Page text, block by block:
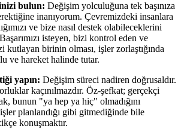
bulun: Değişim yolculuğuna tek başınıza
inanıyorum. Çevremizdeki insanlara
ve bize nasıl destek olabileceklerini
isteyen, bizi kontrol eden ve
kutlayan birinin olması, işler zorlaştığında
ve hareket halinde tutar.
yapın: Değişim süreci nadiren doğrusaldır.
kaçınılmazdır. Öz-şefkat; gerçekçi
bunun "ya hep ya hiç" olmadığını
planlandığı gibi gitmediğinde bile
konuşmaktır.